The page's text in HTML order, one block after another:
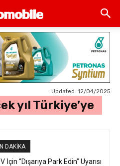
Updated: 12/04/2025
yıl Türkiye’ye
DAKIKA
“Dışarıya Park Edin” Uyarısı